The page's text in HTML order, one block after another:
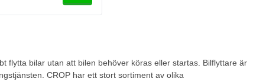
flytta bilar utan att bilen behöver köras eller startas. Bilflyttare är
CROP har ett stort sortiment av olika